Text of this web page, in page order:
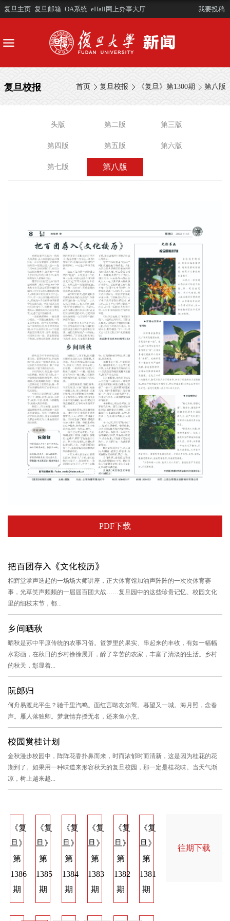
复旦主页 复旦邮箱 OA系统 eHall网上办事大厅 我要投稿
首页 复旦校报 《复旦》第1300期 第八版
复旦校报
头版 第二版 第三版
第四版 第五版 第六版
第七版 第八版
PDF下载
把百团存入《文化校历》
相辉堂掌声迭起的一场场大师讲座，正大体育馆加油声阵阵的一次次体育赛
事，光草笑声频频的一届届百团大战……复旦园中的这些珍贵记忆、校园文化
里的细枝末节，都...
乡间晒秋
晒秋是苏中平原传统的农事习俗。笸箩里的果实、串起来的丰收，有如一幅幅
水彩画，在秋日的乡村徐徐展开，醉了辛苦的农家，丰富了清淡的生活。乡村
的秋天，彰显着...
阮郎归
何舟易渡此平生？驰千里汽鸣。面红言啭友如莺。暮望又一城。海月照，念春
声。雁人落独卿。梦衰情弃授无名，还来鱼小烹。
校园赏桂计划
金秋漫步校园中，阵阵花香扑鼻而来，时而浓郁时而清新，这是因为桂花的花
期到了。如果用一种味道来形容秋天的复旦校园，那一定是桂花味。当天气渐
凉，树上越来越...
《复
旦》
第
1386
期
《复
旦》
第
1385
期
《复
旦》
第
1384
期
《复
旦》
第
1383
期
《复
旦》
第
1382
期
《复
旦》
第
1381
期
旦》
往期下载